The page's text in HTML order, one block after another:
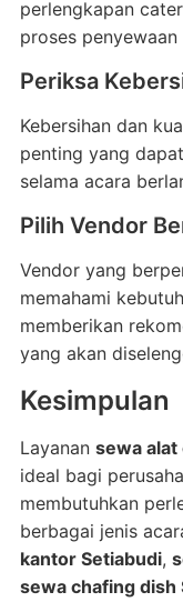
perlengkapan
proses
Periksa
Kebersihan dan
penting yang
selama acara
Pilih Vendor
Vendor yang
memahami
memberikan
yang akan
Kesimpulan
Layanan sewa
ideal bagi
membutuhkan
berbagai jenis
kantor Setiabudi,
sewa chafing dish